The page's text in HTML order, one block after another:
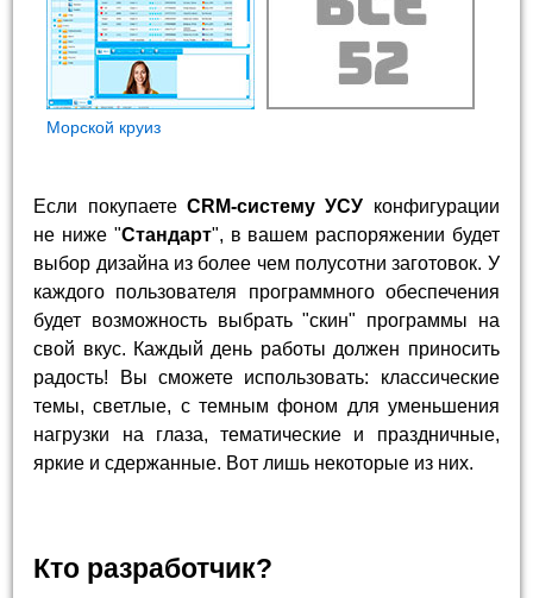
Морской круиз
Если покупаете CRM-систему УСУ конфигурации
не ниже "Стандарт", в вашем распоряжении будет
выбор дизайна из более чем полусотни заготовок. У
каждого пользователя программного обеспечения
будет возможность выбрать "скин" программы на
свой вкус. Каждый день работы должен приносить
радость! Вы сможете использовать: классические
темы, светлые, с темным фоном для уменьшения
нагрузки на глаза, тематические и праздничные,
яркие и сдержанные. Вот лишь некоторые из них.
Кто разработчик?